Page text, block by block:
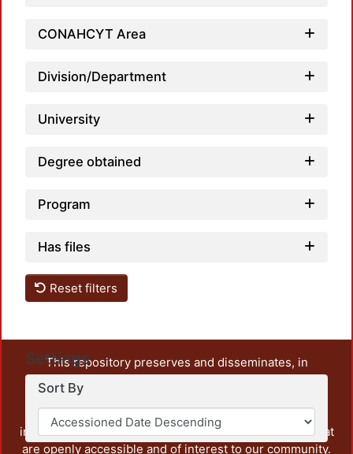
CONAHCYT Area
Division/Department
University
Degree obtained
Program
Has files
Reset filters
Settings
Sort By
This repository preserves and disseminates, in
unrestricted open access, the teaching and research
output of UAM Azcapotzalco. It also includes some
administrative and graphic documents from the
institution, as well as content from other institutions that
are openly accessible and of interest to our community.